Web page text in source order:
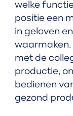
welke
positie een
in geloven
waarmaken.
met de
productie,
bedienen
gezond